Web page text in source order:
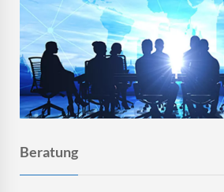
Wir entwickeln für Sie
Keine
Beratung